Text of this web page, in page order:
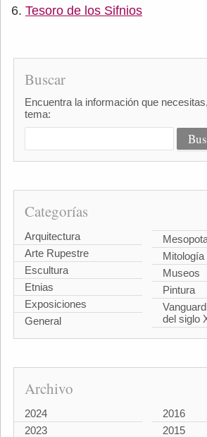
Tesoro de los Sifnios
Buscar
Encuentra la información que
tema:
Categorías
Arquitectura
Arte Rupestre
Escultura
Etnias
Exposiciones
General
Mitología
Museos
Pintura
del siglo
Archivo
2024
2023
2016
2015